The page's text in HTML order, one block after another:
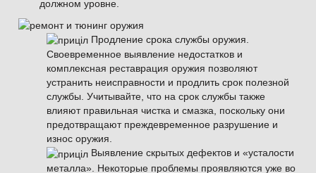
должном уровне.
Продление срока службы оружия.
Своевременное выявление недостатков и
комплексная реставрация оружия позволяют
устранить неисправности и продлить срок полезной
службы. Учитывайте, что на срок службы также
влияют правильная чистка и смазка, поскольку они
предотвращают преждевременное разрушение и
износ оружия.
Выявление скрытых дефектов и «усталости
металла». Некоторые проблемы проявляются уже во